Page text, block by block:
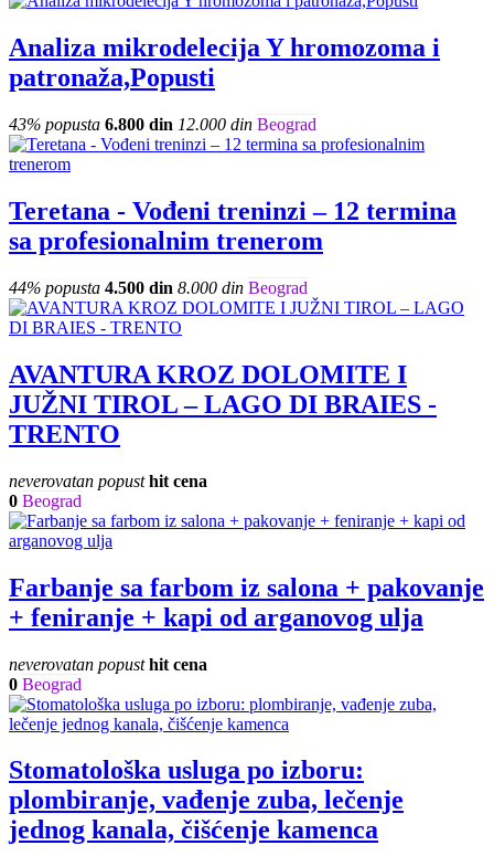
Analiza mikrodelecija Y hromozoma i
patronaža,Popusti
43% popusta 6.800 din 12.000 din Beograd
Teretana - Vođeni treninzi – 12 termina
sa profesionalnim trenerom
44% popusta 4.500 din 8.000 din Beograd
AVANTURA KROZ DOLOMITE I
JUŽNI TIROL – LAGO DI BRAIES -
TRENTO
neverovatan popust hit cena
0 Beograd
Farbanje sa farbom iz salona + pakovanje
+ feniranje + kapi od arganovog ulja
neverovatan popust hit cena
0 Beograd
Stomatološka usluga po izboru:
plombiranje, vađenje zuba, lečenje
jednog kanala, čišćenje kamenca